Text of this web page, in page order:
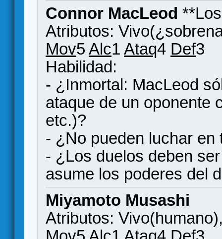
Connor MacLeod
Atributos:
Mov5 Alc1 Ataq4 Def3
Habilidad:
- ¿Inmortal: MacLeod
ataque de un oponente
etc.)?
- ¿No pueden luchar en
- ¿Los duelos deben
asume los poderes del
Miyamoto Musashi
Atributos: